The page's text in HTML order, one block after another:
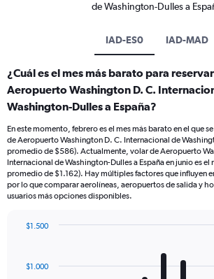
de Washington-Dulles a
IAD-ES0 IAD-MAD
¿Cuál es el mes más barato para
Aeropuerto Washington D. C.
Washington-Dulles a España?
En este momento, febrero es el mes más barato en el que
de Aeropuerto Washington D. C. Internacional de
promedio de $586). Actualmente, volar de Aeropuerto
Internacional de Washington-Dulles a España en junio es el
promedio de $1.162). Hay múltiples factores que influyen
por lo que comparar aerolíneas, aeropuertos de salida y
usuarios más opciones disponibles.
with
12
$1.000
$1.500